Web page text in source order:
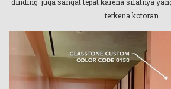
dinding juga sangat tepat karena sifatnya
terkena kotoran.